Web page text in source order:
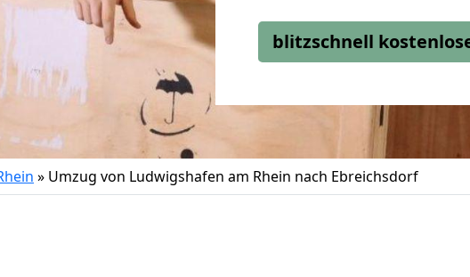
blitzschnell
» Umzug von Ludwigshafen am Rhein nach Ebreichsdorf